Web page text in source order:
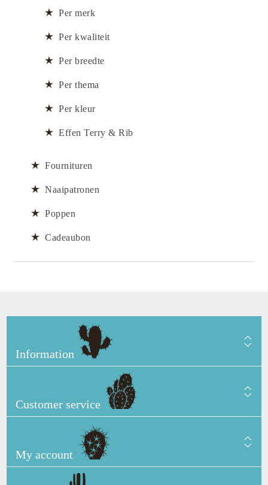
Per merk
Per kwaliteit
Per breedte
Per thema
Per kleur
Effen Terry & Rib
Fournituren
Naaipatronen
Poppen
Cadeaubon
Information
Customer service
My account